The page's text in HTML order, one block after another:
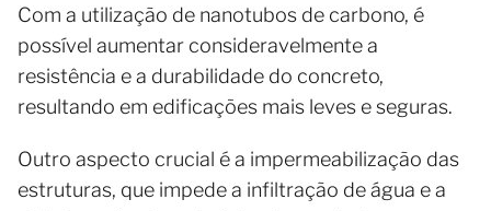
Com a utilização de nanotubos de carbono, é
possível aumentar consideravelmente a
resistência e a durabilidade do concreto,
resultando em edificações mais leves e seguras.
Outro aspecto crucial é a impermeabilização das
estruturas, que impede a infiltração de água e a